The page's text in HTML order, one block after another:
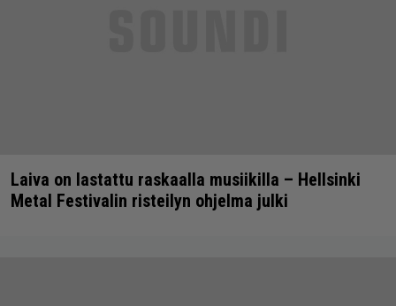
Laiva on lastattu raskaalla musiikilla – Hellsinki
Metal Festivalin risteilyn ohjelma julki